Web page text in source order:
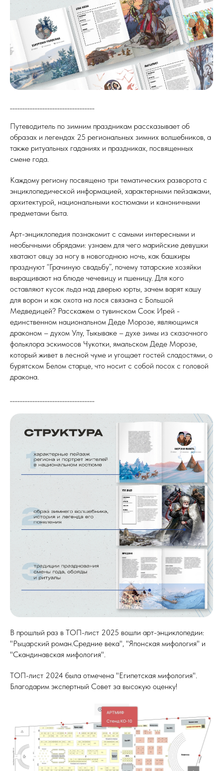
Путеводитель по зимним праздникам рассказывает об
образах и легендах 25 региональных зимних волшебников, а
также ритуальных гаданиях и праздниках, посвященных
смене года.
Каждому региону посвящено три тематических разворота с
энциклопедической информацией, характерными пейзажами,
архитектурой, национальными костюмами и каноничными
предметами быта.
Арт-энциклопедия познакомит с самыми интересными и
необычными обрядами: узнаем для чего марийские девушки
хватают овцу за ногу в новогоднюю ночь, как башкиры
празднуют “Грачиную свадьбу”, почему татарские хозяйки
выращивают на блюде чечевицу и пшеницу. Для кого
оставляют кусок льда над дверью юрты, зачем варят кашу
для ворон и как охота на лося связана с Большой
Медведицей? Расскажем о тувинском Соок Ирей -
единственном национальном Деде Морозе, являющимся
драконом – духом Улу, Тыкываке – духе зимы из сказочного
фольклора эскимосов Чукотки, ямальском Деде Морозе,
который живет в лесной чуме и угощает гостей сладостями, о
бурятском Белом старце, что носит с собой посох с головой
дракона.
В прошлый раз в ТОП-лист 2025 вошли арт-энциклопедии:
"Рыцарский роман.Средние века", "Японская мифология" и
"Скандинавская мифология".
ТОП-лист 2024 была отмечена "Египетская мифология".
Благодарим экспертный Совет за высокую оценку!